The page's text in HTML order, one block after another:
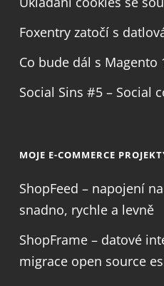
Foxentry zatočí s
Co bude dál s Magento
Social Sins #5 – Social
MOJE E-COMMERCE
ShopFeed – napojení
snadno, rychle a levně
ShopFrame – datové
migrace open source